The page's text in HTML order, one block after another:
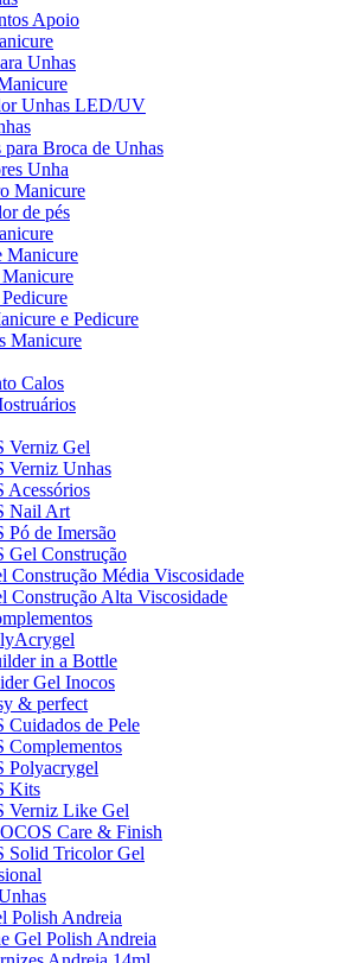
Apoio
Unhas
Unhas LED/UV
para Broca de Unhas
Unha
Manicure
de pés
Manicure
e Pedicure
Manicure
Calos
Verniz Gel
Verniz Unhas
Acessórios
Nail Art
Pó de Imersão
Gel Construção
Construção Média Viscosidade
Construção Alta Viscosidade
in a Bottle
Gel Inocos
& perfect
Cuidados de Pele
Complementos
Polyacrygel
Kits
Verniz Like Gel
Care & Finish
Solid Tricolor Gel
Polish Andreia
Gel Polish Andreia